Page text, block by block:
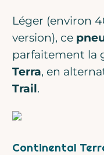
Léger (environ
version), ce
parfaitement la
Terra, en
Trail.
Continental